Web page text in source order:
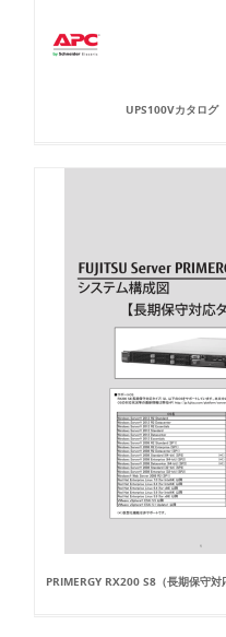
UPS100Vカタログ
PRIMERGY RX200 S8（長期保守